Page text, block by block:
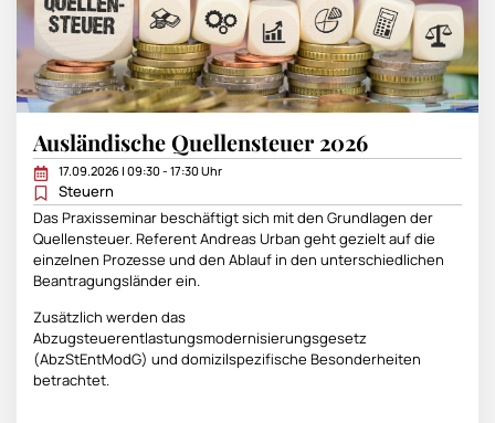
Ausländische Quellensteuer 2026
17.09.2026 | 09:30 - 17:30 Uhr
Steuern
Das Praxisseminar beschäftigt sich mit den Grundlagen der
Quellensteuer. Referent Andreas Urban geht gezielt auf die
einzelnen Prozesse und den Ablauf in den unterschiedlichen
Beantragungsländer ein.
Zusätzlich werden das
Abzugsteuerentlastungsmodernisierungsgesetz
(AbzStEntModG) und domizilspezifische Besonderheiten
betrachtet.